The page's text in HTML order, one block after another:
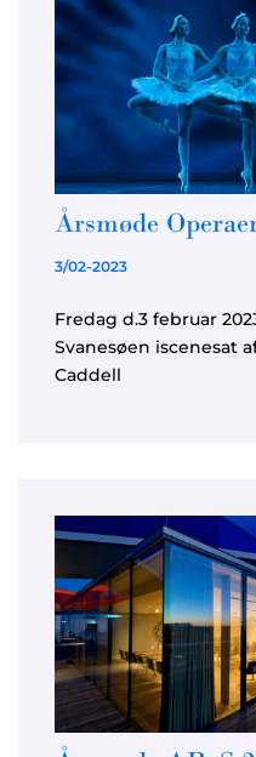
Årsmøde
3/02-2023
Fredag d.3 februar
Svanesøen iscenesat
Caddell